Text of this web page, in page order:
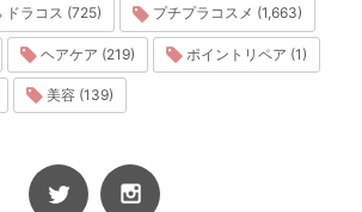
ドラコス (725) プチプラコスメ (1,663)
ヘアケア (219) ポイントリペア (1)
美容 (139)